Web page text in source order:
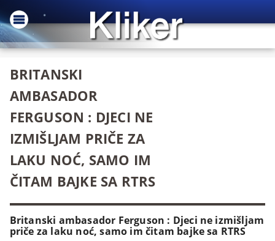
BRITANSKI
AMBASADOR
FERGUSON : DJECI NE
IZMIŠLJAM PRIČE ZA
LAKU NOĆ, SAMO IM
ČITAM BAJKE SA RTRS
Britanski ambasador Ferguson : Djeci ne izmišljam
priče za laku noć, samo im čitam bajke sa RTRS